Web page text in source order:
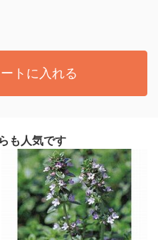
トに入れる
も人気です